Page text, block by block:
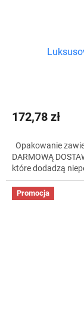
172,78 zł
Opakowanie
DARMOWĄ
które dodadzą
Promocja